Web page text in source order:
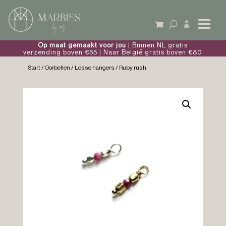

Op maat gemaakt voor jou | Binnen NL gratis
verzending boven €65 | Naar België gratis boven €80
Start/Oorbellen / Losse hangers / Ruby rush